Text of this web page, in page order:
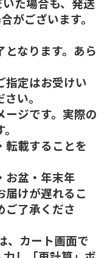
がございます。
なります。あら
定はお受けい
い。
ジです。実際の
載することを
お盆・年末年
届けが遅れるこ
ご了承くださ
、カート画面で